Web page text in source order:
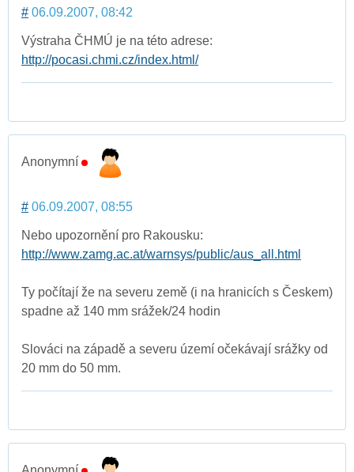
# 06.09.2007, 08:42
Výstraha ČHMÚ je na této adrese:
http://pocasi.chmi.cz/index.html/
Anonymní
# 06.09.2007, 08:55
Nebo upozornění pro Rakousku:
http://www.zamg.ac.at/warnsys/public/aus_all.html
Ty počítají že na severu země (i na hranicích s Českem)
spadne až 140 mm srážek/24 hodin
Slováci na západě a severu území očekávají srážky od
20 mm do 50 mm.